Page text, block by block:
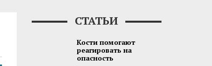
СТАТЬИ
Кости помогают
реагировать на
опасность